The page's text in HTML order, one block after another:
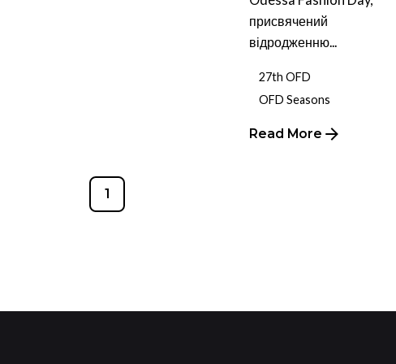
присвячений
відродженню...
27th OFD
OFD Seasons
Read More
1